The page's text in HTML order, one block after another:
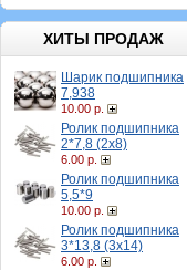
ХИТЫ ПРОДАЖ
Шарик подшипника
7,938
10.00 р.
Ролик подшипника
2*7,8 (2х8)
6.00 р.
Ролик подшипника
5,5*9
10.00 р.
Ролик подшипника
3*13,8 (3х14)
6.00 р.